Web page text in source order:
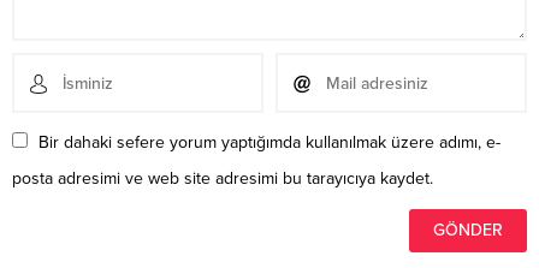
Bir dahaki sefere yorum yaptığımda kullanılmak üzere adımı, e-
posta adresimi ve web site adresimi bu tarayıcıya kaydet.